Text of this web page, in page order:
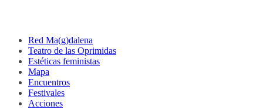
Red Ma(g)dalena
Teatro de las Oprimidas
Estéticas feministas
Mapa
Encuentros
Festivales
Acciones